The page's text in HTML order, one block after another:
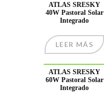
ATLAS SRESKY
40W Pastoral Solar
Integrado
LEER MÁS
ATLAS SRESKY
60W Pastoral Solar
Integrado